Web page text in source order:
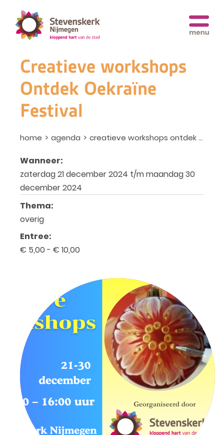
Creatieve workshops
Ontdek Oekraïne
Festival
home agenda creatieve workshops ontdek oekraïne festival
Wanneer:
zaterdag 21 december 2024 t/m maandag 30
december 2024
Thema:
overig
Entree:
€ 5,00 - € 10,00